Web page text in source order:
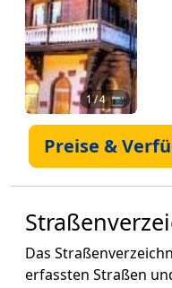
1/ 4 📷
Preise &
Das
erfassten Straßen